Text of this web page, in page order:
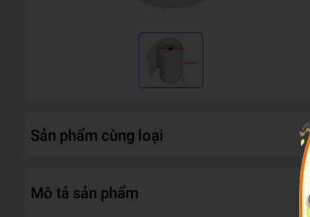
Sản phẩm cùng loại
Mô tả sản phẩm